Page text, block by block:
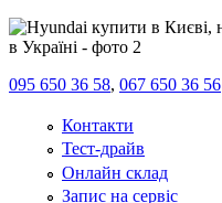
095 650 36 58, 067 650 36 56
Контакти
Тест-драйв
Онлайн склад
Запис на сервіс